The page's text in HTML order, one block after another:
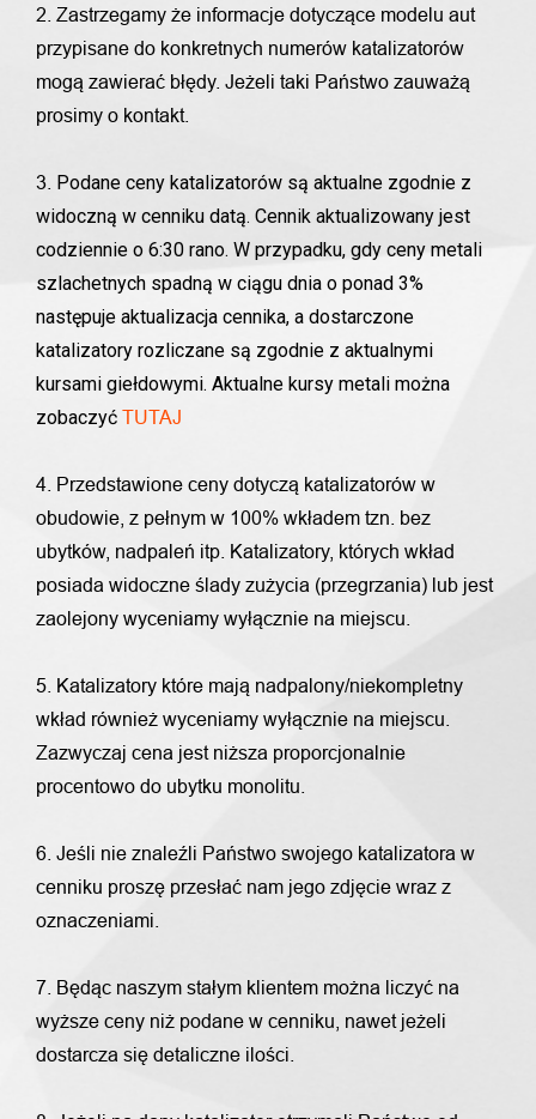
2. Zastrzegamy że informacje dotyczące modelu aut
przypisane do konkretnych numerów katalizatorów
mogą zawierać błędy. Jeżeli taki Państwo zauważą
prosimy o kontakt.
3. Podane ceny katalizatorów są aktualne zgodnie z
widoczną w cenniku datą. Cennik aktualizowany jest
codziennie o 6:30 rano. W przypadku, gdy ceny metali
szlachetnych spadną w ciągu dnia o ponad 3%
następuje aktualizacja cennika, a dostarczone
katalizatory rozliczane są zgodnie z aktualnymi
kursami giełdowymi. Aktualne kursy metali można
zobaczyć TUTAJ
4. Przedstawione ceny dotyczą katalizatorów w
obudowie, z pełnym w 100% wkładem tzn. bez
ubytków, nadpaleń itp. Katalizatory, których wkład
posiada widoczne ślady zużycia (przegrzania) lub jest
zaolejony wyceniamy wyłącznie na miejscu.
5. Katalizatory które mają nadpalony/niekompletny
wkład również wyceniamy wyłącznie na miejscu.
Zazwyczaj cena jest niższa proporcjonalnie
procentowo do ubytku monolitu.
6. Jeśli nie znaleźli Państwo swojego katalizatora w
cenniku proszę przesłać nam jego zdjęcie wraz z
oznaczeniami.
7. Będąc naszym stałym klientem można liczyć na
wyższe ceny niż podane w cenniku, nawet jeżeli
dostarcza się detaliczne ilości.